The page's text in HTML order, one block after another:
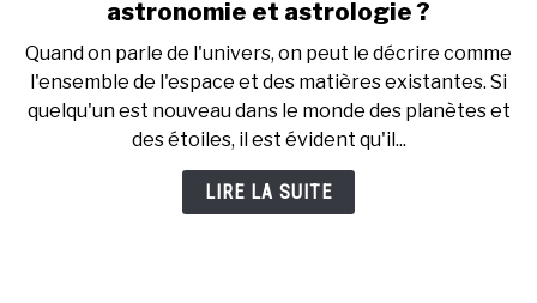
to
est
la
différence
entre
astronomie
astronomie et astrologie ?
Quand on parle de l'univers, on peut le décrire comme
l'ensemble de l'espace et des matières existantes. Si
quelqu'un est nouveau dans le monde des planètes et
des étoiles, il est évident qu'il...
LIRE LA SUITE